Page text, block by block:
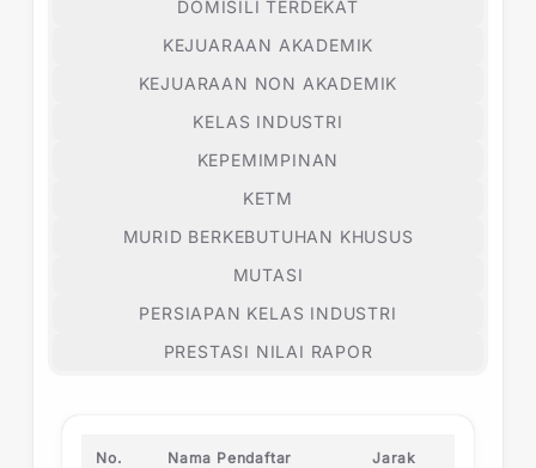
DOMISILI TERDEKAT
KEJUARAAN AKADEMIK
KEJUARAAN NON AKADEMIK
KELAS INDUSTRI
KEPEMIMPINAN
KETM
MURID BERKEBUTUHAN KHUSUS
MUTASI
PERSIAPAN KELAS INDUSTRI
PRESTASI NILAI RAPOR
No. Nama Pendaftar Jarak